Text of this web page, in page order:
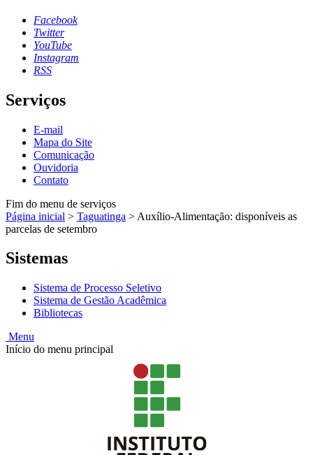
Facebook
Twitter
YouTube
Instagram
RSS
Serviços
E-mail
Mapa do Site
Comunicação
Ouvidoria
Contato
Fim do menu de serviços
Página inicial > Taguatinga > Auxílio-Alimentação: disponíveis as
parcelas de setembro
Sistemas
Sistema de Processo Seletivo
Sistema de Gestão Acadêmica
Bibliotecas
Menu
Início do menu principal